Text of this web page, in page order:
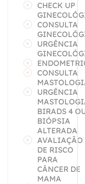
CHECK UP
CONSULTA
URGÊNCIA
CONSULTA
URGÊNCIA
BIRADS 4
BIÓPSIA
ALTERADA
AVALIAÇÃO
DE RISCO
PARA
CÂNCER DE
MAMA